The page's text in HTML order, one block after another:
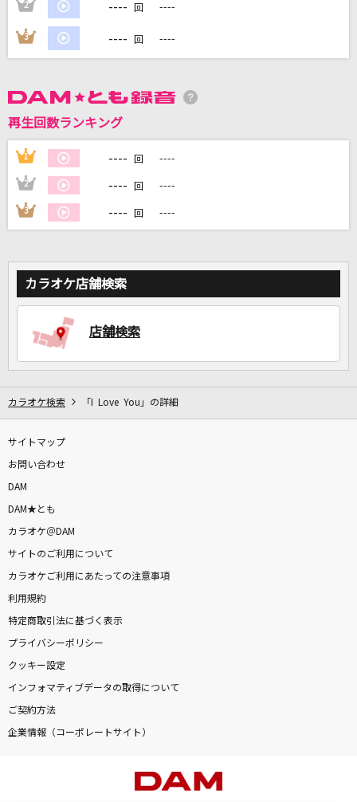
カラオケ最新情報をチェック！
2 ---- 回 ----
3 ---- 回 ----
再生回数ランキング
1 ---- 回 ----
2 ---- 回 ----
3 ---- 回 ----
カラオケ店舗検索
店舗検索
カラオケ検索 「I Love You」の詳細
サイトマップ
お問い合わせ
DAM
DAM★とも
カラオケ＠DAM
サイトのご利用について
カラオケご利用にあたっての注意事項
利用規約
特定商取引法に基づく表示
プライバシーポリシー
クッキー設定
インフォマティブデータの取得について
ご契約方法
企業情報（コーポレートサイト）